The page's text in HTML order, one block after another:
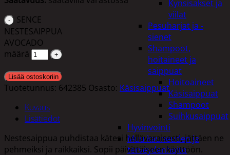
Kynsisakset ja
viilat
Pesuharjat ja -
sienet
Shampoot,
hoitaineet ja
saippuat
Hoitoaineet
Käsisaippuat
Shampoot
Suihkusaippuat
Hyvinvointi
Muu kauneuden ja
terveydenhoito
SENCE
NESTESAIPPUA
AVOCADO
määrä
Lisää ostoskoriin
Tuotetunnus: 642385 Osasto: Käsisaippuat
Kuvaus
Lisätiedot
Nestesaippua puhdistaa kätesi hellävaraisesti, jättäen ne
pehmeiksi ja raikkaiksi. Sopii päivittäiseen käyttöön.